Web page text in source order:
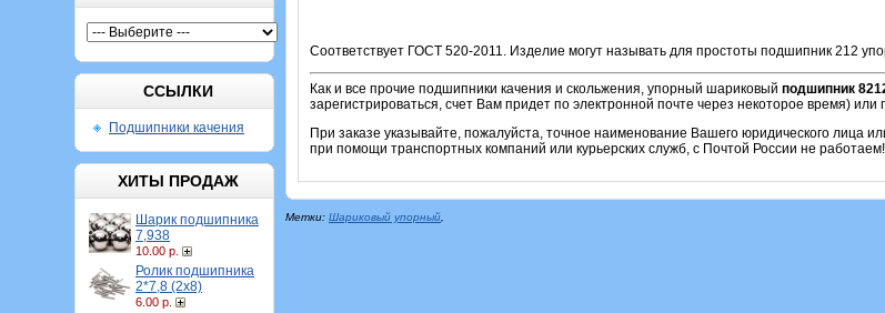
ССЫЛКИ
Подшипники качения
ХИТЫ ПРОДАЖ
Шарик подшипника
7,938
10.00 р.
Ролик подшипника
2*7,8 (2х8)
6.00 р.
Соответствует ГОСТ 520-2011. Изделие могут называть для простоты подшипник 212
Как и все прочие подшипники качения и скольжения, упорный шариковый подшипник
зарегистрироваться, счет Вам придет по электронной почте через некоторое время)
При заказе указывайте, пожалуйста, точное наименование Вашего юридического лица
при помощи транспортных компаний или курьерских служб, с Почтой России не работаем!
Метки: Шариковый упорный